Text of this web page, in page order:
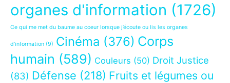
organes d'information (1726)
Ce qui me met du baume au coeur lorsque j’écoute ou lis les organes
d’information (9) Cinéma (376) Corps
humain (589) Couleurs (50) Droit Justice
(83) Défense (218) Fruits et légumes ou